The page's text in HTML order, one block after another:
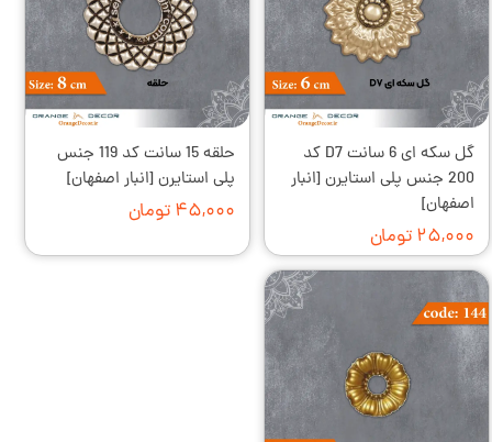
گل سکه ای 6 سانت D7 کد
200 جنس پلی استایرن [انبار
اصفهان]
۲۵,۰۰۰ تومان
حلقه 15 سانت کد 119 جنس
پلی استایرن [انبار اصفهان]
۴۵,۰۰۰ تومان